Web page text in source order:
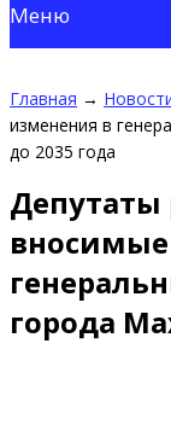
Меню
Главная →
изменения в
до 2035 года
Депутаты
города